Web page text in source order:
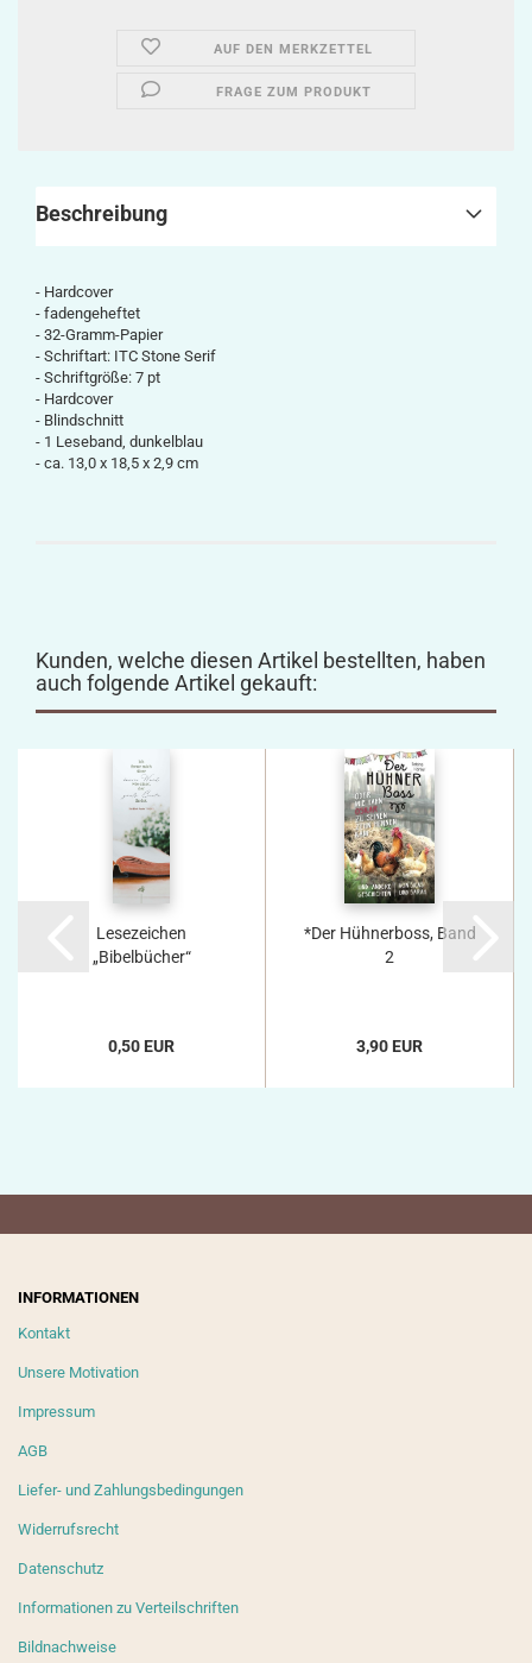
AUF DEN MERKZETTEL
FRAGE ZUM PRODUKT
Beschreibung
- Hardcover
- fadengeheftet
- 32-Gramm-Papier
- Schriftart: ITC Stone Serif
- Schriftgröße: 7 pt
- Hardcover
- Blindschnitt
- 1 Leseband, dunkelblau
- ca. 13,0 x 18,5 x 2,9 cm
Kunden, welche diesen Artikel bestellten, haben
auch folgende Artikel gekauft:
Lesezeichen
„Bibelbücher“
0,50 EUR
*Der Hühnerboss, Band
2
3,90 EUR
INFORMATIONEN
Kontakt
Unsere Motivation
Impressum
AGB
Liefer- und Zahlungsbedingungen
Widerrufsrecht
Datenschutz
Informationen zu Verteilschriften
Bildnachweise